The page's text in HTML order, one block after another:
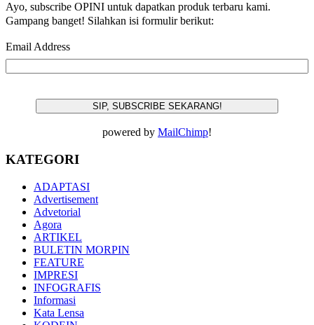
Ayo, subscribe OPINI untuk dapatkan produk terbaru kami.
Gampang banget! Silahkan isi formulir berikut:
Email Address
powered by MailChimp!
KATEGORI
ADAPTASI
Advertisement
Advetorial
Agora
ARTIKEL
BULETIN MORPIN
FEATURE
IMPRESI
INFOGRAFIS
Informasi
Kata Lensa